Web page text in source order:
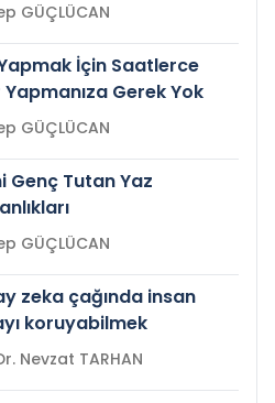
Zeynep GÜÇLÜCAN
İçin Saatlerce
Yapmanıza Gerek Yok
Zeynep GÜÇLÜCAN
Genç Tutan Yaz
Zeynep GÜÇLÜCAN
zeka çağında insan
koruyabilmek
Prof.Dr. Nevzat TARHAN